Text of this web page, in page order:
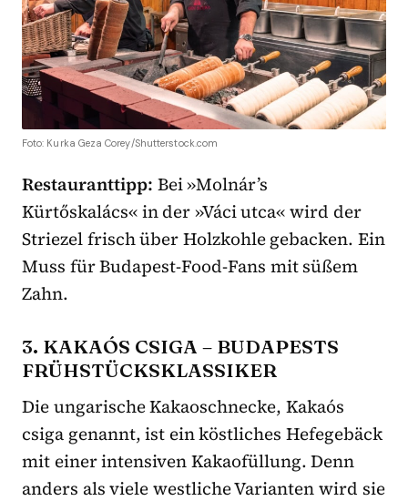
Foto: Kurka Geza Corey/Shutterstock.com
Restauranttipp: Bei »Molnár’s
Kürtőskalács« in der »Váci utca« wird der
Striezel frisch über Holzkohle gebacken. Ein
Muss für Budapest-Food-Fans mit süßem
Zahn.
3. KAKAÓS CSIGA – BUDAPESTS
FRÜHSTÜCKSKLASSIKER
Die ungarische Kakaoschnecke, Kakaós
csiga genannt, ist ein köstliches Hefegebäck
mit einer intensiven Kakaofüllung. Denn
anders als viele westliche Varianten wird sie